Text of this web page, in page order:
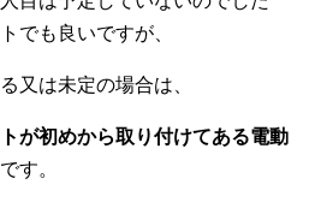
でも良いですが、
又は未定の場合は、
が初めから取り付けてある電動
す。